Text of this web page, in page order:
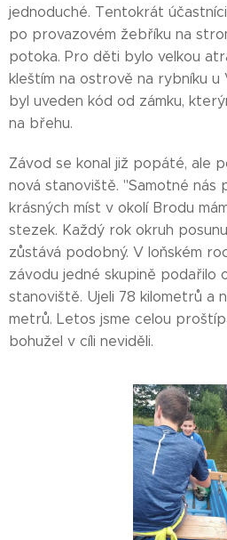
jednoduché. Tentokrát
po provazovém žebříku na
potoka. Pro děti bylo velkou
kleštím na ostrově na rybníku u
byl uveden kód od zámku,
na břehu.
Závod se konal již popáté, ale
nová stanoviště. "Samotné nás
krásných míst v okolí Brodu
stezek. Každý rok okruh
zůstává podobný. V loňském
závodu jedné skupině podařilo
stanoviště. Ujeli 78 kilometrů a
metrů. Letos jsme celou
bohužel v cíli neviděli.